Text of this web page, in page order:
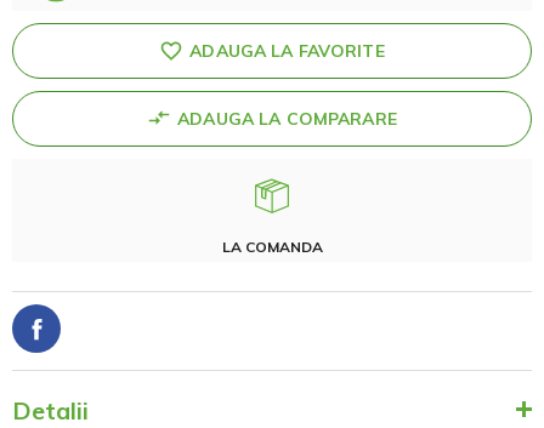
ADAUGA LA FAVORITE
ADAUGA LA COMPARARE
LA COMANDA
Detalii